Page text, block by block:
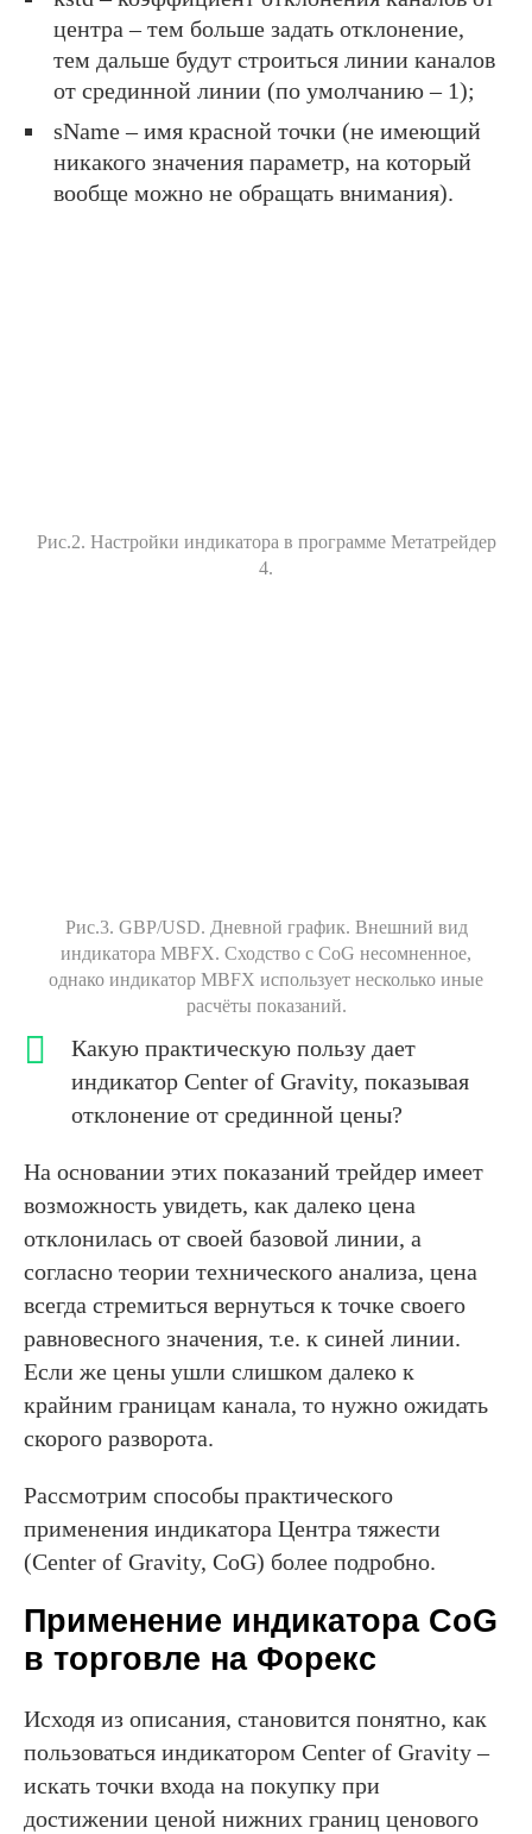
центра – тем больше задать отклонение,
тем дальше будут строиться линии каналов
от срединной линии (по умолчанию – 1);
sName – имя красной точки (не имеющий
никакого значения параметр, на который
вообще можно не обращать внимания).
Рис.2. Настройки индикатора в программе Метатрейдер
4.
Рис.3. GBP/USD. Дневной график. Внешний вид
индикатора MBFX. Сходство с CoG несомненное,
однако индикатор MBFX использует несколько иные
расчёты показаний.
Какую практическую пользу дает
индикатор Center of Gravity, показывая
отклонение от срединной цены?
На основании этих показаний трейдер имеет
возможность увидеть, как далеко цена
отклонилась от своей базовой линии, а
согласно теории технического анализа, цена
всегда стремиться вернуться к точке своего
равновесного значения, т.е. к синей линии.
Если же цены ушли слишком далеко к
крайним границам канала, то нужно ожидать
скорого разворота.
Рассмотрим способы практического
применения индикатора Центра тяжести
(Center of Gravity, CoG) более подробно.
Применение индикатора CoG
в торговле на Форекс
Исходя из описания, становится понятно, как
пользоваться индикатором Center of Gravity –
искать точки входа на покупку при
достижении ценой нижних границ ценового